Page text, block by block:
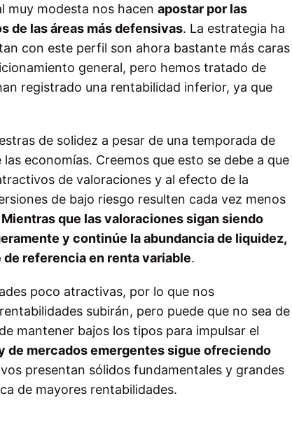
muy modesta nos hacen apostar por las
de las áreas más defensivas. La estrategia ha
con este perfil son ahora bastante más caras
general, pero hemos tratado de
registrado una rentabilidad inferior, ya que
de solidez a pesar de una temporada de
economías. Creemos que esto se debe a que
de valoraciones y al efecto de la
de bajo riesgo resulten cada vez menos
Mientras que las valoraciones sigan siendo
y continúe la abundancia de liquidez,
referencia en renta variable.
poco atractivas, por lo que nos
subirán, pero puede que no sea de
mantener bajos los tipos para impulsar el
de mercados emergentes sigue ofreciendo
presentan sólidos fundamentales y grandes
de mayores rentabilidades.